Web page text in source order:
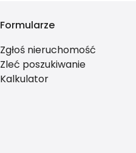
Formularze
Zgłoś nieruchomość
Zleć poszukiwanie
Kalkulator